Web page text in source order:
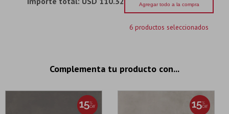
Agregar todo a la compra
6 productos seleccionados
Complementa tu producto con...